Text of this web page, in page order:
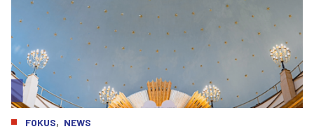
FOKUS, NEWS